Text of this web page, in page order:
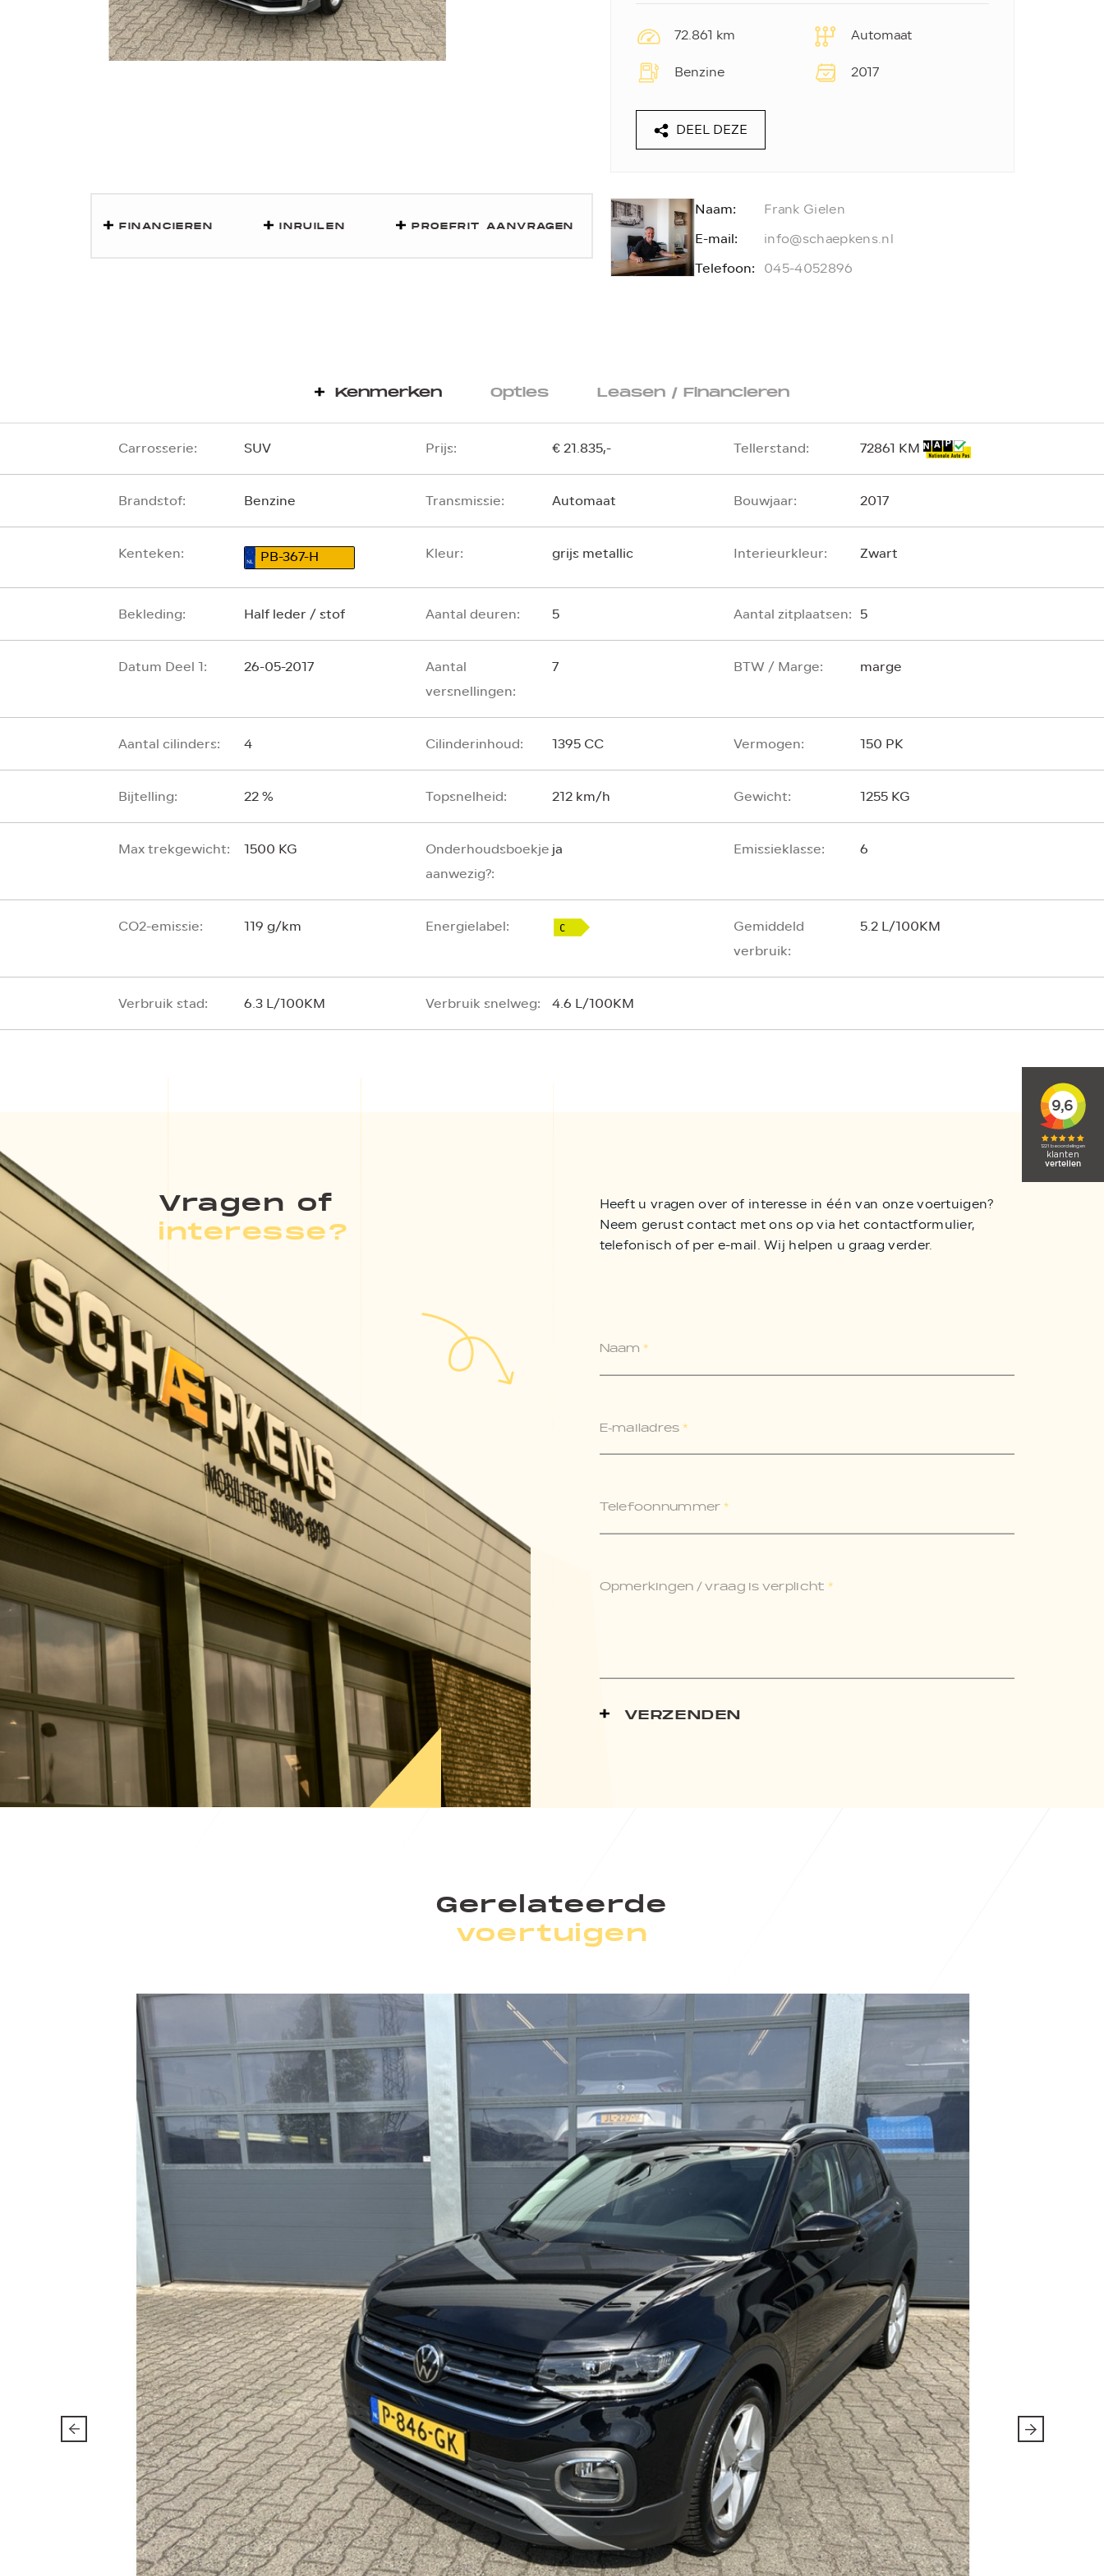
72.861 km
Automaat
Benzine
2017
DEEL DEZE
FINANCIEREN INRUILEN PROEFRIT AANVRAGEN
Naam: Frank Gielen
E-mail: info@schaepkens.nl
Telefoon: 045-4052896
Kenmerken Opties Leasen / Financieren
Carrosserie: SUV Prijs: € 21.835,- Tellerstand: 72861 KM
Brandstof: Benzine Transmissie: Automaat Bouwjaar: 2017
Kenteken: PB-367-H Kleur: grijs metallic Interieurkleur: Zwart
Bekleding: Half leder / stof Aantal deuren: 5 Aantal zitplaatsen: 5
Datum Deel 1: 26-05-2017
Aantal
versnellingen:
7 BTW / Marge: marge
Aantal cilinders: 4 Cilinderinhoud: 1395 CC Vermogen: 150 PK
Bijtelling: 22 % Topsnelheid: 212 km/h Gewicht: 1255 KG
Max trekgewicht: 1500 KG
Onderhoudsboekje
aanwezig?:
ja Emissieklasse: 6
CO2-emissie: 119 g/km Energielabel:
Gemiddeld
verbruik:
5.2 L/100KM
Verbruik stad: 6.3 L/100KM Verbruik snelweg: 4.6 L/100KM
Vragen of
interesse?
Heeft u vragen over of interesse in één van onze voertuigen?
Neem gerust contact met ons op via het contactformulier,
telefonisch of per e-mail. Wij helpen u graag verder.
Naam *
E-mailadres*
Telefoonnummer*
Opmerkingen / vraag is verplicht *
VERZENDEN
Gerelateerde
voertuigen